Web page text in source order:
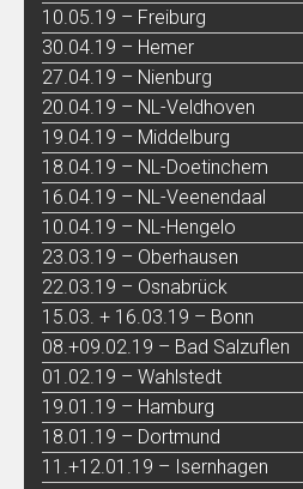
10.05.19 – Freiburg
30.04.19 – Hemer
27.04.19 – Nienburg
20.04.19 – NL-Veldhoven
19.04.19 – Middelburg
18.04.19 – NL-Doetinchem
16.04.19 – NL-Veenendaal
10.04.19 – NL-Hengelo
23.03.19 – Oberhausen
22.03.19 – Osnabrück
15.03. + 16.03.19 – Bonn
08.+09.02.19 – Bad Salzuflen
01.02.19 – Wahlstedt
19.01.19 – Hamburg
18.01.19 – Dortmund
11.+12.01.19 – Isernhagen